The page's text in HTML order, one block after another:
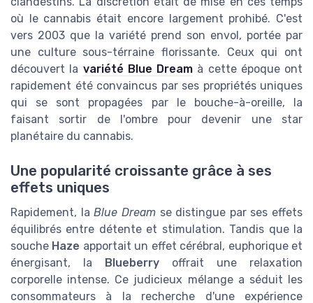
où le cannabis était encore largement prohibé. C'est
vers 2003 que la variété prend son envol, portée par
une culture sous-térraine florissante. Ceux qui ont
découvert la variété Blue Dream à cette époque ont
rapidement été convaincus par ses propriétés uniques
qui se sont propagées par le bouche-à-oreille, la
faisant sortir de l'ombre pour devenir une star
planétaire du cannabis.
Une popularité croissante grâce à ses
effets uniques
Rapidement, laBlue Dreamse distingue par ses effets
équilibrés entre détente et stimulation. Tandis que la
souche Haze apportait un effet cérébral, euphorique et
énergisant, la Blueberry offrait une relaxation
corporelle intense. Ce judicieux mélange a séduit les
consommateurs à la recherche d'une expérience